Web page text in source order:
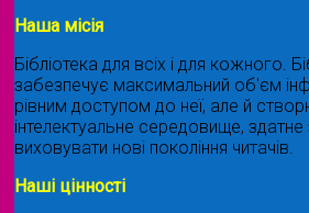
Наша місія
Бібліотека для всіх і для кожного.
забезпечує максимальний об'єм
рівним доступом до неї, але й
інтелектуальне середовище, здатне
виховувати нові покоління читачів.
Наші цінності